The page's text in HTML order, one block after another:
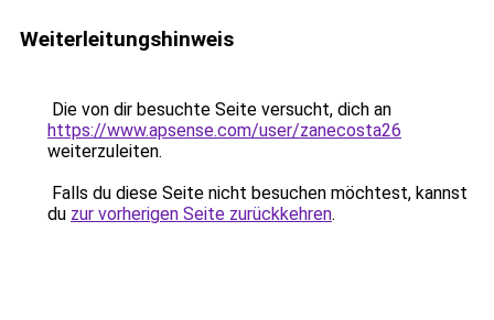
Weiterleitungshinweis
Die von dir besuchte Seite versucht, dich an
https://www.apsense.com/user/zanecosta26
weiterzuleiten.
Falls du diese Seite nicht besuchen möchtest, kannst
du zur vorherigen Seite zurückkehren.